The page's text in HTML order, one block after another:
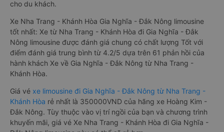
cho du khách.
Xe Nha Trang - Khánh Hòa Gia Nghĩa - Đắk Nông limousine
tốt nhất: Xe từ Nha Trang - Khánh Hòa đi Gia Nghĩa - Đắk
Nông limousine được đánh giá chung có chất lượng Tốt với
điểm đánh giá trung bình từ 4.2/5 dựa trên 61 phản hồi của
hành khách Xe về Gia Nghĩa - Đắk Nông từ Nha Trang -
Khánh Hòa.
Giá vé xe limousine đi Gia Nghĩa - Đắk Nông từ Nha Trang -
Khánh Hòa rẻ nhất là 350000VND của hãng xe Hoàng Kim -
Đắk Nông. Tùy thuộc vào vị trí ngồi của bạn và chương trình
khuyến mãi, giá vé Xe Nha Trang - Khánh Hòa đi Gia Nghĩa -